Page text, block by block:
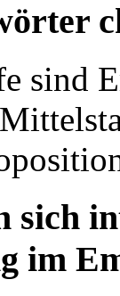
sind
sich
im